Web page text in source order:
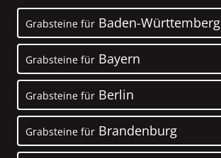
Grabsteine für Baden-Württemberg
Grabsteine für Bayern
Grabsteine für Berlin
Grabsteine für Brandenburg